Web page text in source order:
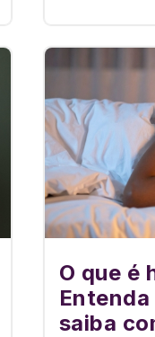
O que é
saiba